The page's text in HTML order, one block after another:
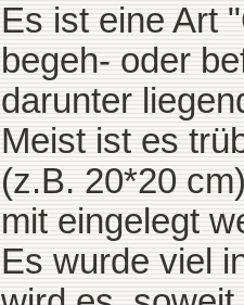
Es ist eine Art
begeh- oder
darunter
Meist ist es
(z.B. 20*20
mit eingelegt
Es wurde viel